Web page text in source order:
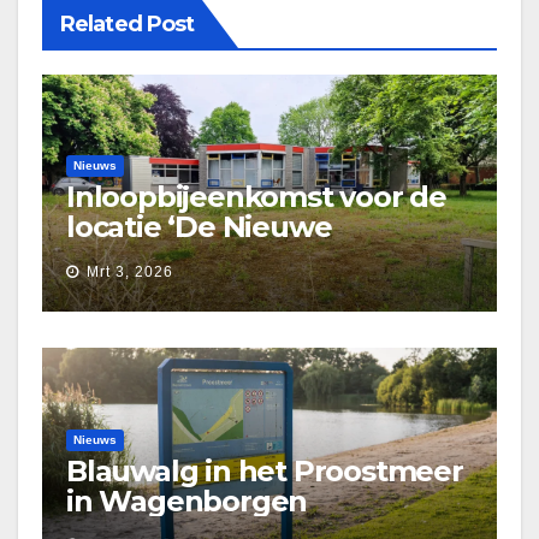
Related Post
Nieuws
Inloopbijeenkomst voor de
locatie ‘De Nieuwe
Waarborg’
Mrt 3, 2026
Nieuws
Blauwalg in het Proostmeer
in Wagenborgen